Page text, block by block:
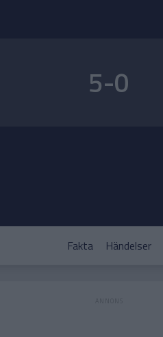
5-0
Fakta Händelser